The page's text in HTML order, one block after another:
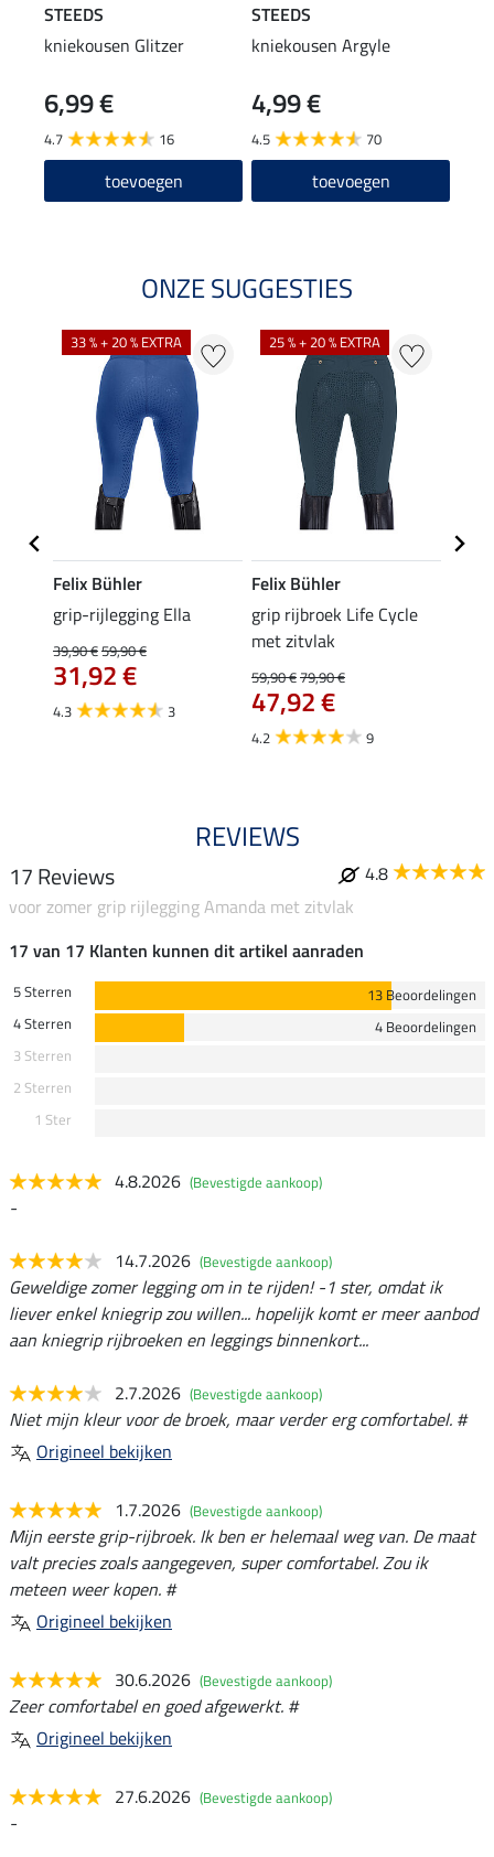
STEEDS
kniekousen Glitzer
6,99 €
4.7 16
toevoegen
STEEDS
kniekousen Argyle
4,99 €
4.5 70
toevoegen
ONZE SUGGESTIES
33 % + 20 % EXTRA
Felix Bühler
grip-rijlegging Ella
39,90 €59,90 €
31,92 €
4.3 3
25 % + 20 % EXTRA
Felix Bühler
grip rijbroek Life Cycle
met zitvlak
59,90 €79,90 €
47,92 €
4.2 9
REVIEWS
17 Reviews
4.8
voor zomer grip rijlegging Amanda met zitvlak
17 van 17 Klanten kunnen dit artikel aanraden
5 Sterren
13 Beoordelingen
4 Sterren
4 Beoordelingen
3 Sterren
2 Sterren
1 Ster
4.8.2026 (Bevestigde aankoop)
-
14.7.2026 (Bevestigde aankoop)
Geweldige zomer legging om in te rijden! -1 ster, omdat ik
liever enkel kniegrip zou willen... hopelijk komt er meer aanbod
aan kniegrip rijbroeken en leggings binnenkort...
2.7.2026 (Bevestigde aankoop)
Niet mijn kleur voor de broek, maar verder erg comfortabel. #
Origineel bekijken
1.7.2026 (Bevestigde aankoop)
Mijn eerste grip-rijbroek. Ik ben er helemaal weg van. De maat
valt precies zoals aangegeven, super comfortabel. Zou ik
meteen weer kopen. #
Origineel bekijken
30.6.2026 (Bevestigde aankoop)
Zeer comfortabel en goed afgewerkt. #
Origineel bekijken
27.6.2026 (Bevestigde aankoop)
-